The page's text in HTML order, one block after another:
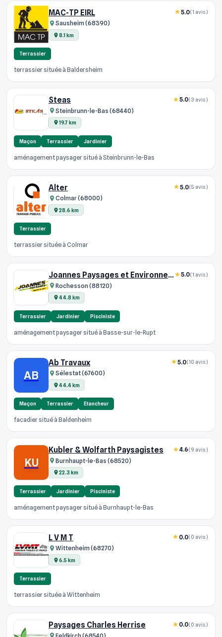
MAC-TP EIRL
Sausheim (68390)
8.1 km
5.0(1 avis)
Terrassier
terrassier située à Baldersheim
Steas
Steinbrunn-le-Bas (68440)
19.7 km
5.0(3 avis)
Maçon Terrassier Jardinier
aménagement paysager situé à Steinbrunn-le-Bas
Alter
Colmar (68000)
28.6 km
5.0(5 avis)
Terrassier
terrassier située à Colmar
Joannes Paysages et Environnement
Rochesson (88120)
44.8 km
5.0(1 avis)
Terrassier Jardinier Pisciniste
aménagement paysager situé à Basse-sur-le-Rupt
AB
Ab Travaux
Sélestat (67600)
44.4 km
5.0(10 avis)
Maçon Terrassier Etancheur
facadier situé à Baldenheim
KU
Kubler & Wolfarth Paysagistes
Burnhaupt-le-Bas (68520)
22.3 km
4.6(9 avis)
Terrassier Jardinier Pisciniste
aménagement paysager situé à Burnhaupt-le-Bas
L V M T
Wittenheim (68270)
6.5 km
0.0(0 avis)
Terrassier
terrassier située à Wittenheim
Paysages Charles Herrise
Feldkirch (68540)
0.0(0 avis)